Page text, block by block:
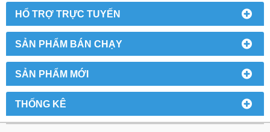
HỔ TRỢ TRỰC TUYẾN
SẢN PHẨM BÁN CHẠY
SẢN PHẨM MỚI
THỐNG KÊ